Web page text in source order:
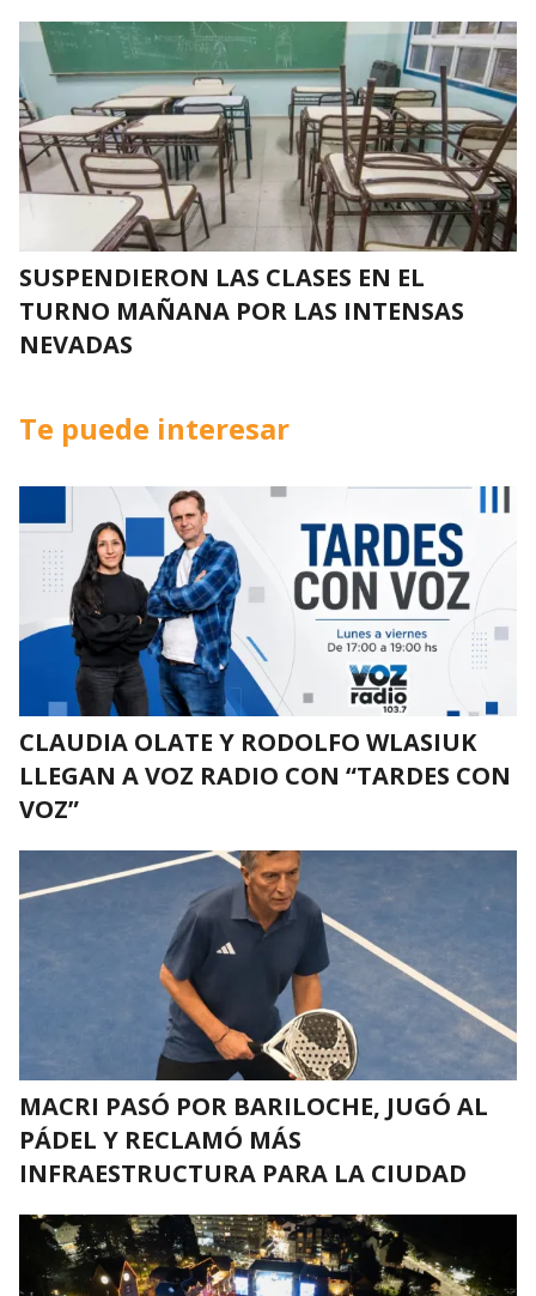
SUSPENDIERON LAS CLASES EN EL
TURNO MAÑANA POR LAS INTENSAS
NEVADAS
Te puede interesar
CLAUDIA OLATE Y RODOLFO WLASIUK
LLEGAN A VOZ RADIO CON “TARDES CON
VOZ”
MACRI PASÓ POR BARILOCHE, JUGÓ AL
PÁDEL Y RECLAMÓ MÁS
INFRAESTRUCTURA PARA LA CIUDAD